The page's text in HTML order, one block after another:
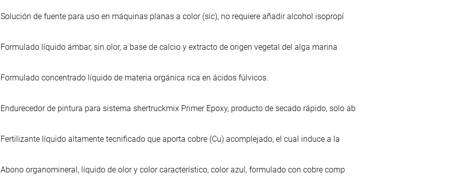
Solución de fuente para uso en máquinas planas a color (sic), no requiere añadir alcohol isopropí
Formulado líquido ámbar, sin olor, a base de calcio y extracto de origen vegetal del alga marina
Formulado concentrado líquido de materia orgánica rica en ácidos fúlvicos.
Endurecedor de pintura para sistema shertruckmix Primer Epoxy, producto de secado rápido, solo ab
Fertilizante líquido altamente tecnificado que aporta cobre (Cu) acomplejado, el cual induce a la
Abono organomineral, líquido de olor y color característico, color azul, formulado con cobre comp